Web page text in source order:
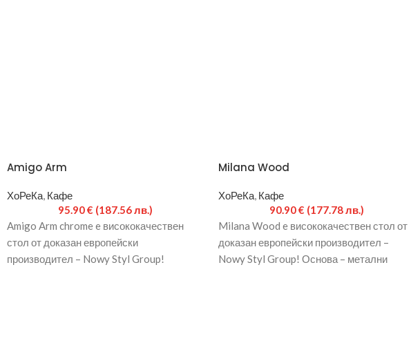
Amigo Arm
ХоРеКа, Кафе
95.90€ (187.56 лв.)
Amigo Arm chrome e висококачествен
стол от доказан европейски
производител – Nowy Styl Group!
Milana Wood
ХоРеКа, Кафе
90.90€ (177.78 лв.)
Milana Wood e висококачествен стол от
доказан европейски производител –
Nowy Styl Group! Основа – метални